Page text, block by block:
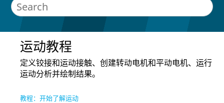
运动教程
定义铰接和运动接触、创建转动电机和平动电机、运行
运动分析并绘制结果。
教程：开始了解运动